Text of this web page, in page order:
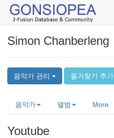
Simon Chanberleng
음악가 관리 즐겨찾기 추가
음악가 앨범 More
Youtube